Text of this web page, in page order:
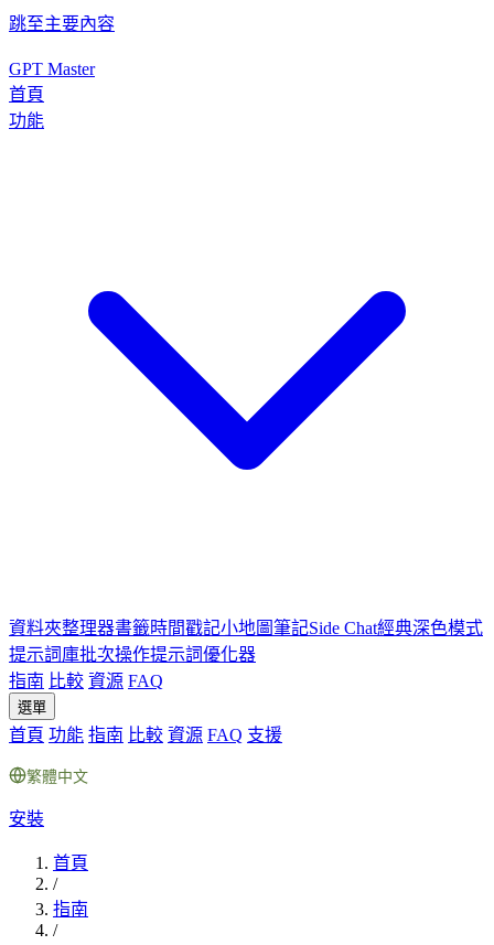
跳至主要內容
GPT Master
首頁
功能
資料夾整理器書籤時間戳記小地圖筆記Side Chat經典深色模式
提示詞庫批次操作提示詞優化器
指南 比較 資源 FAQ
選單
首頁 功能 指南 比較 資源 FAQ 支援
繁體中文
安裝
首頁
/
指南
/